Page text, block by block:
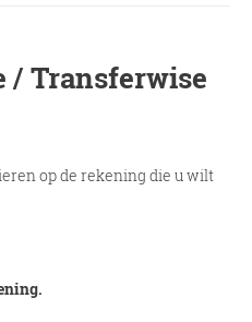
/ Transferwise
op de rekening die u wilt